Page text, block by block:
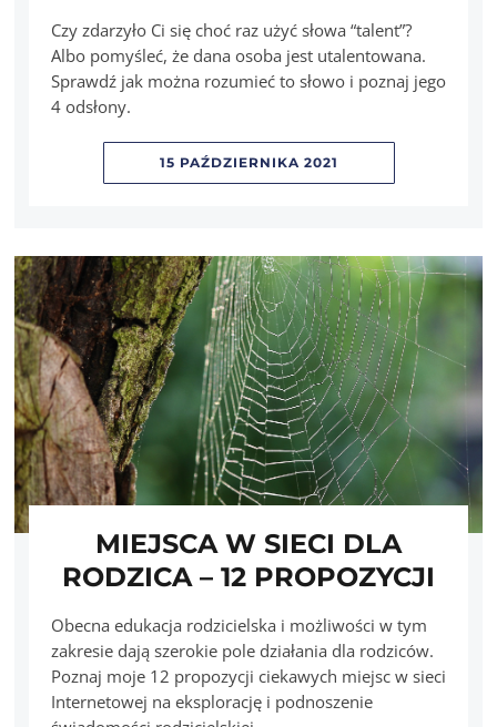
Czy zdarzyło Ci się choć raz użyć słowa “talent”?
Albo pomyśleć, że dana osoba jest utalentowana.
Sprawdź jak można rozumieć to słowo i poznaj jego
4 odsłony.
15 PAŹDZIERNIKA 2021
MIEJSCA W SIECI DLA
RODZICA – 12 PROPOZYCJI
Obecna edukacja rodzicielska i możliwości w tym
zakresie dają szerokie pole działania dla rodziców.
Poznaj moje 12 propozycji ciekawych miejsc w sieci
Internetowej na eksplorację i podnoszenie